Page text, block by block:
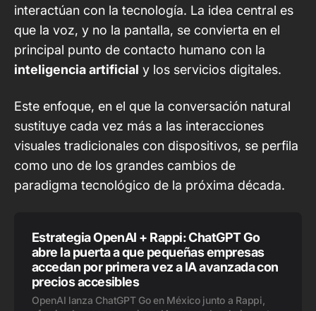
interactúan con la tecnología. La idea central es
que la voz, y no la pantalla, se convierta en el
principal punto de contacto humano con la
inteligencia artificial y los servicios digitales.
Este enfoque, en el que la conversación natural
sustituye cada vez más a las interacciones
visuales tradicionales con dispositivos, se perfila
como uno de los grandes cambios de
paradigma tecnológico de la próxima década.
Estrategia OpenAI + Rappi: ChatGPT Go
abre la puerta a que pequeñas empresas
accedan por primera vez a IA avanzada con
precios accesibles
OpenAI lanza ChatGPT Go en México junto a Rappi,